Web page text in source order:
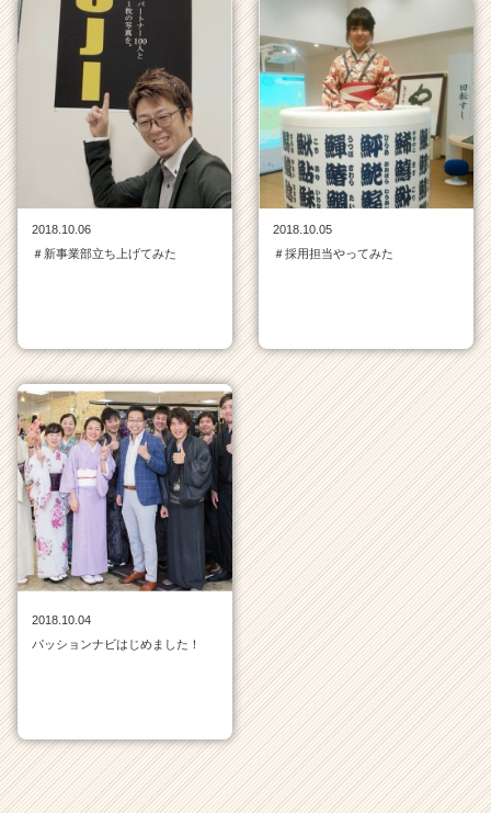
ン
チ
ャ
ー・
成
長
ウ
ト
が
届
く
就
活
チ
ャ
h
2018.10.06
＃新事業部立ち上げてみた
2018.10.05
＃採用担当やってみた
2018.10.04
パッションナビはじめました！